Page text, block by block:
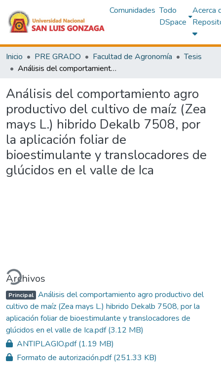
Comunidades Todo
DSpace
Acerca
Inicio PRE GRADO Facultad de Agronomía
Tesis
Análisis del comportamiento agro productivo del cultivo de maíz (Zea mays L.) hibrido Dekalb 7508, por la aplicación foliar de bioestimulante y translocadores de glúcidos en el valle de Ica
Análisis del comportamiento agro
productivo del cultivo de maíz (Zea
mays L.) hibrido Dekalb 7508, por
la aplicación foliar de
bioestimulante y translocadores de
glúcidos en el valle de Ica
Cargando...
Archivos
Principal Análisis del comportamiento agro productivo del
cultivo de maíz (Zea mays L.) hibrido Dekalb 7508, por la
aplicación foliar de bioestimulante y translocadores de
glúcidos en el valle de Ica.pdf(3.12 MB)
ANTIPLAGIO.pdf(1.19 MB)
Formato de autorización.pdf(251.33 KB)